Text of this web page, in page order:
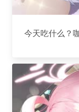
今天吃什么？